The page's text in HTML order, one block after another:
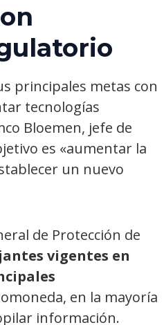
principales metas con
tecnologías
Bloemen, jefe de
es «aumentar la
un nuevo
de Protección de
vigentes en
en la mayoría
información.